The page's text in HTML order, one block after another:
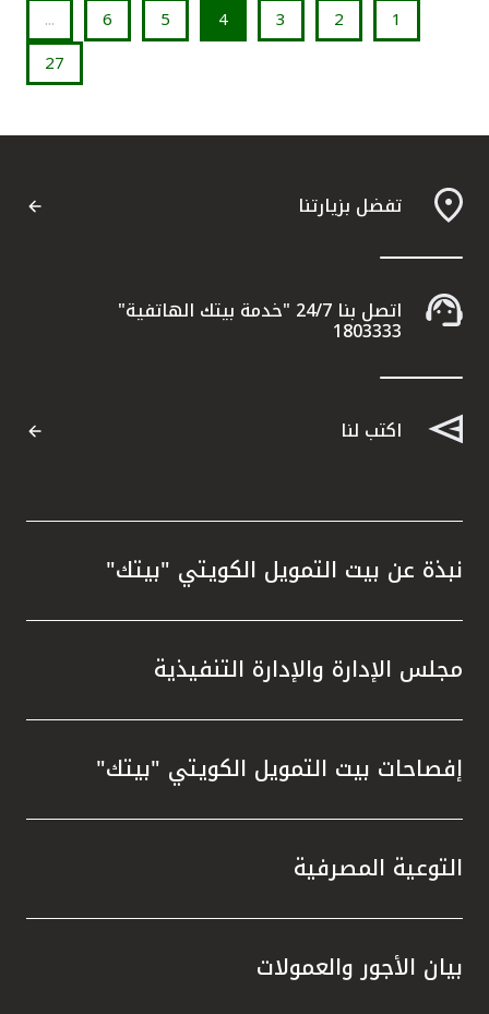
1
2
3
4
5
6
...
27
تفضل بزيارتنا
اتصل بنا 24/7 "خدمة بيتك الهاتفية"
1803333
اكتب لنا
نبذة عن بيت التمويل الكويتي "بيتك"
مجلس الإدارة والإدارة التنفيذية
إفصاحات بيت التمويل الكويتي "بيتك"
التوعية المصرفية
بيان الأجور والعمولات